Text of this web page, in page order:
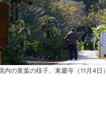
内の黄葉の様子、東慶寺（11月4日）